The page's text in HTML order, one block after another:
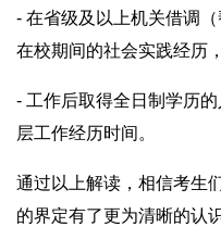
- 在省级及以上机关借调
在校期间的社会实践经历
- 工作后取得全日制学历
层工作经历时间。
通过以上解读，相信考生
的界定有了更为清晰的认